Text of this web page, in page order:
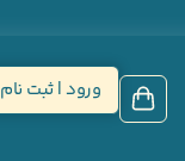
ورود | ثبت نام